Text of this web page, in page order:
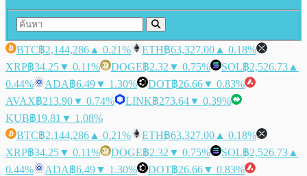
BTC฿2,144,286 ▲ 0.21% ETH฿63,327.00 ▲ 0.18%
XRP฿34.25▼ 0.11% DOGE฿2.32 ▼ 0.75% SOL฿2,526.73 ▲
0.44%
ADA฿6.49▼ 1.30% DOT฿26.66▼ 0.83%
AVAX฿213.90▼ 0.74% LINK฿273.64▼ 0.39%
KUB฿19.81 ▼ 1.08%
BTC฿2,144,286 ▲ 0.21% ETH฿63,327.00 ▲ 0.18%
XRP฿34.25▼ 0.11% DOGE฿2.32 ▼ 0.75% SOL฿2,526.73 ▲
0.44%
ADA฿6.49▼ 1.30% DOT฿26.66▼ 0.83%